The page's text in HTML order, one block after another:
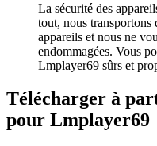
La sécurité des
tout, nous transportons
appareils et nous ne
endommagées. Vous
Lmplayer69 sûrs et
Télécharger à
pour Lmplayer69